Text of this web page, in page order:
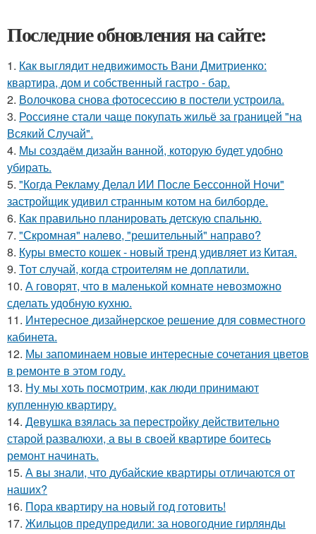
Последние обновления на сайте:
1. Как выглядит недвижимость Вани Дмитриенко:
квартира, дом и собственный гастро - бар.
2. Волочкова снова фотосессию в постели устроила.
3. Россияне стали чаще покупать жильё за границей "на
Всякий Случай".
4. Мы создаём дизайн ванной, которую будет удобно
убирать.
5. "Когда Рекламу Делал ИИ После Бессонной Ночи"
застройщик удивил странным котом на билборде.
6. Как правильно планировать детскую спальню.
7. "Скромная" налево, "решительный" направо?
8. Куры вместо кошек - новый тренд удивляет из Китая.
9. Тот случай, когда строителям не доплатили.
10. А говорят, что в маленькой комнате невозможно
сделать удобную кухню.
11. Интересное дизайнерское решение для совместного
кабинета.
12. Мы запоминаем новые интересные сочетания цветов
в ремонте в этом году.
13. Ну мы хоть посмотрим, как люди принимают
купленную квартиру.
14. Девушка взялась за перестройку действительно
старой развалюхи, а вы в своей квартире боитесь
ремонт начинать.
15. А вы знали, что дубайские квартиры отличаются от
наших?
16. Пора квартиру на новый год готовить!
17. Жильцов предупредили: за новогодние гирлянды